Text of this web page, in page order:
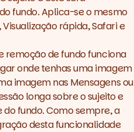
fundo. Aplica-se o mesmo
rápida, Safari e
remoção de fundo funciona
onde tenhas uma imagem
imagem nas Mensagens ou
longa sobre o sujeito e
fundo. Como sempre, a
desta funcionalidade